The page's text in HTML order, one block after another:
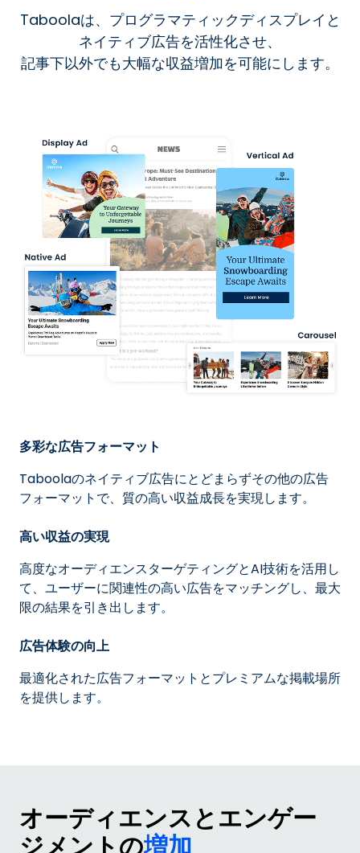
Taboolaは、プログラマティックディスプレイと
ネイティブ広告を活性化させ、
記事下以外でも大幅な収益増加を可能にします。
多彩な広告フォーマット
Taboolaのネイティブ広告にとどまらずその他の広告
フォーマットで、質の高い収益成長を実現します。
高い収益の実現
高度なオーディエンスターゲティングとAI技術を活用し
て、ユーザーに関連性の高い広告をマッチングし、最大
限の結果を引き出します。
広告体験の向上
最適化された広告フォーマットとプレミアムな掲載場所
を提供します。
オーディエンスとエンゲー
ジメントの増加